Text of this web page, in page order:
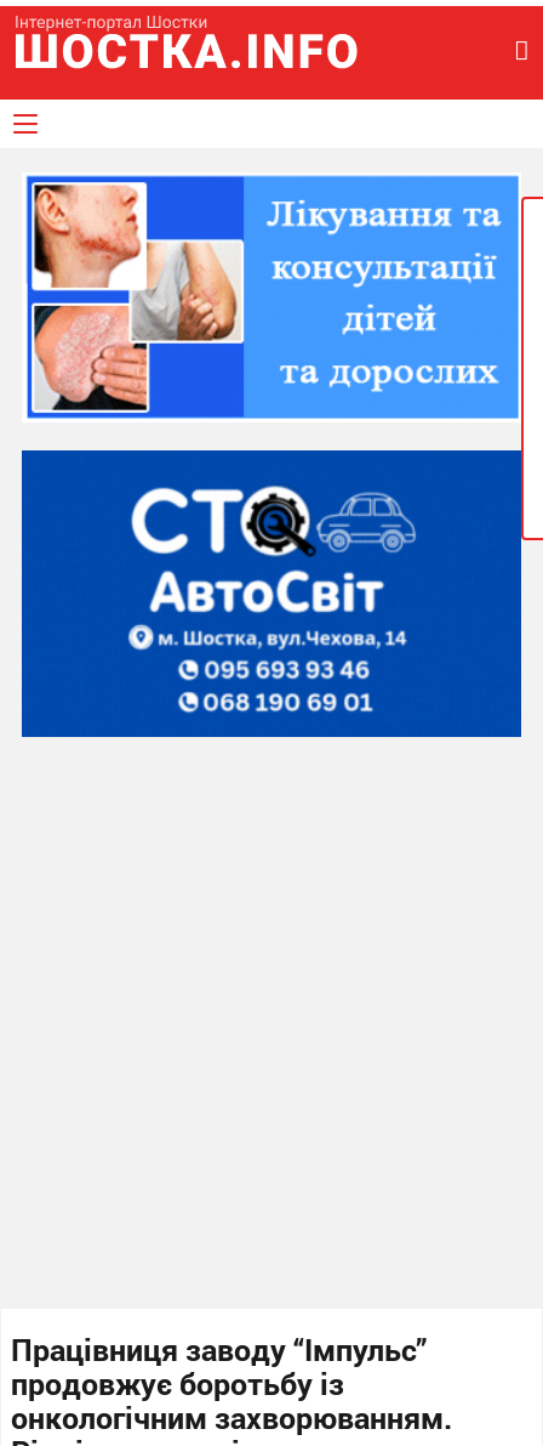
Працівниця заводу “Імпульс”
продовжує боротьбу із
онкологічним захворюванням.